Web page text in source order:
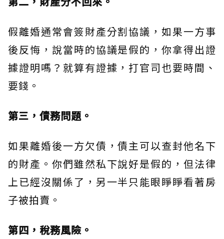
假離婚通常會簽財產分割協議，如果一方事
後反悔，說當時的協議是假的，你拿得出證
據證明嗎？就算有證據，打官司也要時間、
要錢。
第三，債務問題。
如果離婚後一方欠債，債主可以查封他名下
的財產。你們雖然私下說好是假的，但法律
上已經沒關係了，另一半只能眼睜睜看著房
子被拍賣。
第四，稅務風險。